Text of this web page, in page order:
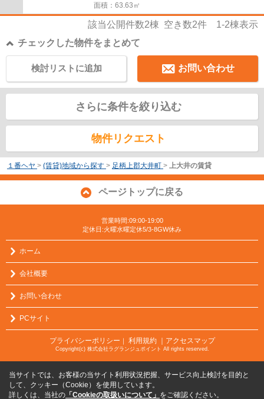
面積：63.63㎡
該当公開件数2棟 空き数2件 1-2棟表示
チェックした物件をまとめて
お問い合わせ
検討リストに追加
さらに条件を絞り込む
物件リクエスト
１番ヘヤ > (賃貸)地域から探す > 足柄上郡大井町 > 上大井の賃貸
ページトップに戻る
営業時間:09:00-19:00
定休日:火曜水曜定休5/3-8GW休み
ホーム
会社概要
お問い合わせ
PCサイト
プライバシーポリシー ｜ 利用規約 ｜アクセスマップ
Copyright(c) 株式会社ラグランジュポイント All rights reserved.
当サイトでは、お客様の当サイト利用状況把握、サービス向上検討を目的と
して、クッキー（Cookie）を使用しています。
詳しくは、当社の 「Cookieの取扱いについて」 をご確認ください。